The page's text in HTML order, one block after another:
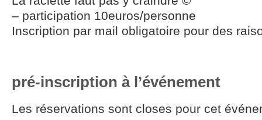
– participation 10euros/personne
Inscription par mail obligatoire pour des
pré-inscription à l’événement
Les réservations sont closes pour cet